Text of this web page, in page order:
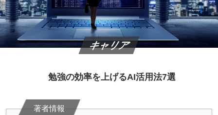
キャリア
勉強の効率を上げるAI活用法7選